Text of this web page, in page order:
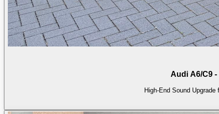
Audi A6/C9
High-End Sound